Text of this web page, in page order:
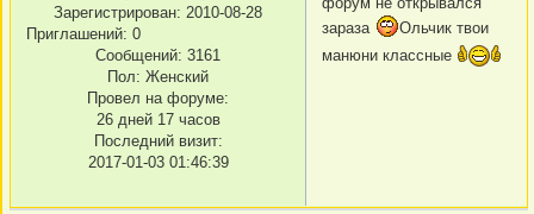
Зарегистрирован: 2010-08-28
Приглашений: 0
Сообщений: 3161
Пол: Женский
Провел на форуме:
26 дней 17 часов
Последний визит:
2017-01-03 01:46:39
зараза
Ольчик твои
манюни классные